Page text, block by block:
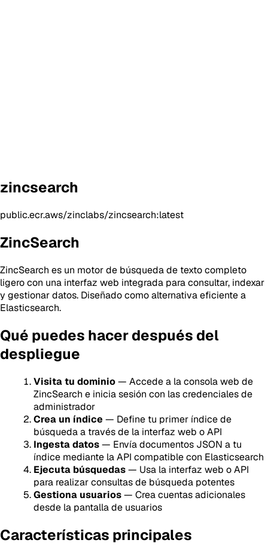
zincsearch
public.ecr.aws/zinclabs/zincsearch:latest
ZincSearch
ZincSearch es un motor de búsqueda de texto completo
ligero con una interfaz web integrada para consultar, indexar
y gestionar datos. Diseñado como alternativa eficiente a
Elasticsearch.
Qué puedes hacer después del
despliegue
Visita tu dominio— Accede a la consola web de
ZincSearch e inicia sesión con las credenciales de
administrador
Crea un índice — Define tu primer índice de
búsqueda a través de la interfaz web o API
Ingesta datos— Envía documentos JSON a tu
índice mediante la API compatible con Elasticsearch
Ejecuta búsquedas— Usa la interfaz web o API
para realizar consultas de búsqueda potentes
Gestiona usuarios— Crea cuentas adicionales
desde la pantalla de usuarios
Características principales